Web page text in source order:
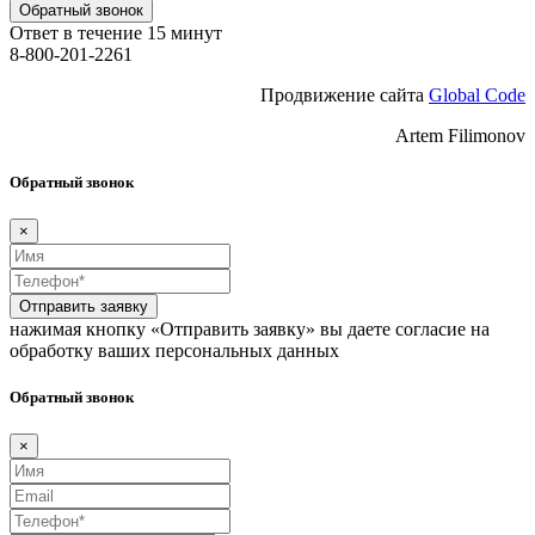
Обратный звонок
Ответ в течение 15 минут
8-800-201-2261
Продвижение сайта Global Code
Artem Filimonov
Обратный звонок
×
Отправить заявку
нажимая кнопку «Отправить заявку» вы даете согласие на
обработку ваших персональных данных
Обратный звонок
×